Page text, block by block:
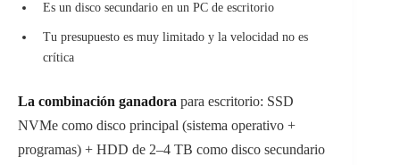
Es un disco secundario en un PC de escritorio
Tu presupuesto es muy limitado y la velocidad no es
crítica
La combinación ganadora para escritorio: SSD
NVMe como disco principal (sistema operativo +
programas) + HDD de 2–4 TB como disco secundario